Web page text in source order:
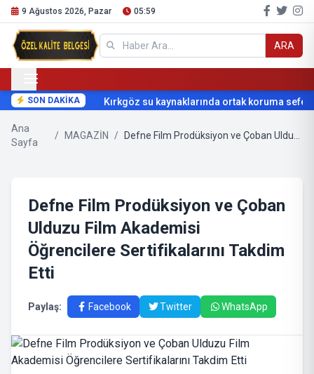
9 Ağustos 2026, Pazar 05:59
ARA
SON DAKİKA Kırkgöz su kaynaklarında ortak koruma
Ana
Sayfa
/ MAGAZİN /
Defne Film Prodüksiyon ve Çoban
Ulduzu Film Akademisi
Öğrencilere Sertifikalarını Takdim
Etti
Paylaş: Facebook Twitter WhatsApp